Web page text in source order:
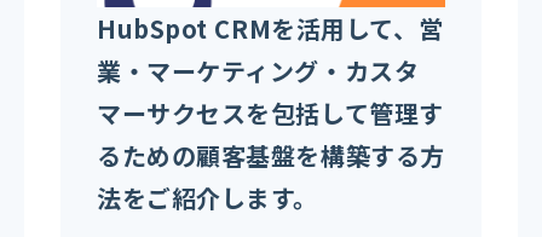
HubSpot CRMを活用して、営
業・マーケティング・カスタ
マーサクセスを包括して管理す
るための顧客基盤を構築する方
法をご紹介します。